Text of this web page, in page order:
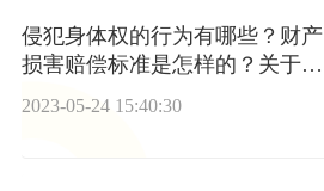
侵犯身体权的行为有哪些？财产
损害赔偿标准是怎样的？关于侵
害身份权的精神损害赔偿有什么
2023-05-24 15:40:30